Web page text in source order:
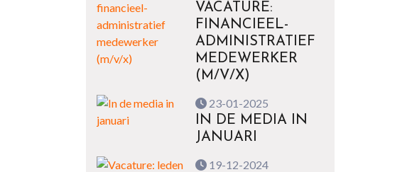
VACATURE:
FINANCIEEL-
ADMINISTRATIEF
MEDEWERKER
(M/V/X)
23-01-2025
IN DE MEDIA IN
JANUARI
19-12-2024